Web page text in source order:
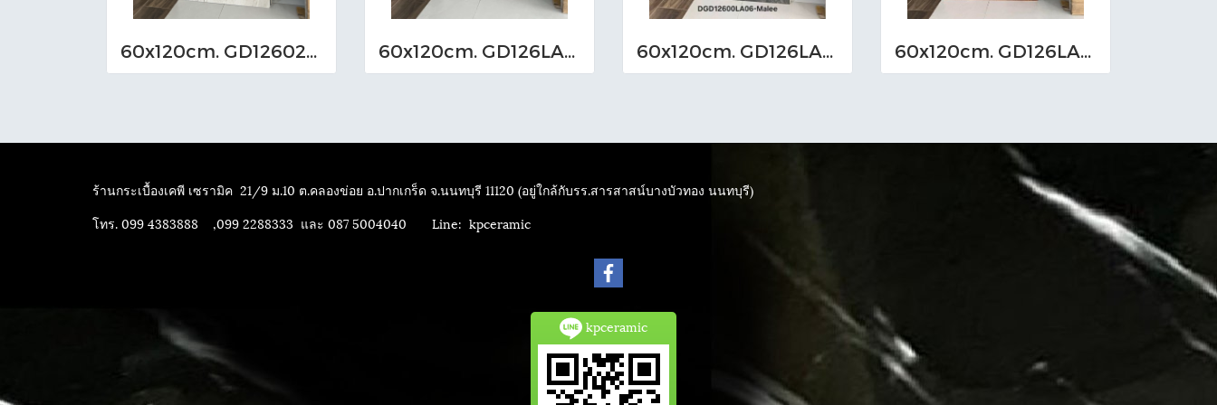
60x120cm. GD126022 (MO) 60x120cm. GD126LA05 (MO) 60x120cm. GD126LA06 (MO) 60x120cm. GD126LA04 (MO)
ร้านกระเบื้องเคพี เซรามิค 21/9 ม.10 ต.คลองข่อย อ.ปากเกร็ด จ.นนทบุรี 11120 (อยู่ใกล้กับรร.สารสาสน์บางบัวทอง นนทบุรี)
โทร. 099 4383888 ,099 2288333 และ 087 5004040 Line: kpceramic
kpceramic